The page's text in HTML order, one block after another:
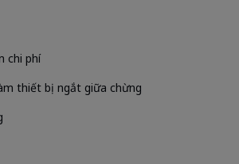
chi phí
thiết bị ngắt giữa chừng